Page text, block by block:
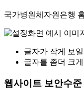
국가병원체자원은행
글자가 작게 보
글자를 좀더 크
웹사이트 보안수